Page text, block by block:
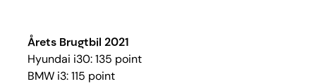
Årets Brugtbil 2021
Hyundai i30: 135 point
BMW i3: 115 point